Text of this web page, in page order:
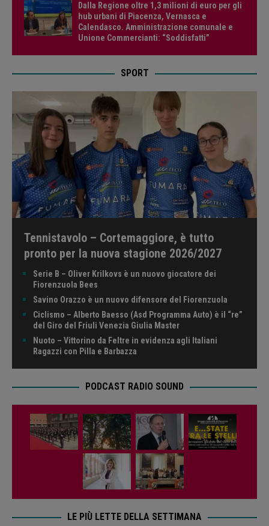
Dalla Regione oltre 1,3 milioni di euro per gli
hub urbani di Piacenza, Vernasca e
Calendasco. Amministrazione comunale e
Unione Commercianti: “Soddisfatti”
SPORT
Tennistavolo – Cortemaggiore, è tutto
pronto per la nuova stagione 2026/2027
Serie B – Oliver Krilkovs è un nuovo giocatore dei
Fiorenzuola Bees
Savino Orazzo è un nuovo difensore del Fiorenzuola
Ciclismo – Alberto Baesso (Asd Programma Auto) è il “re”
del Giro del Friuli Venezia Giulia Master
Nuoto – Vittorino da Feltre in evidenza agli Italiani
Ragazzi con Pilla e Barbazza
PODCAST RADIO SOUND
LE PIÙ LETTE DELLA SETTIMANA